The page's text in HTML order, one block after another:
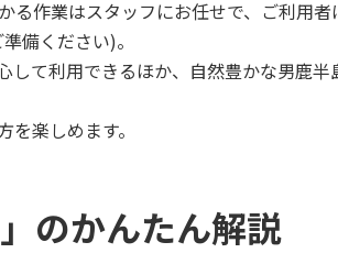
作業はスタッフにお任せで、ご利用
備ください)。
て利用できるほか、自然豊かな男鹿
楽しめます。
のかんたん解説